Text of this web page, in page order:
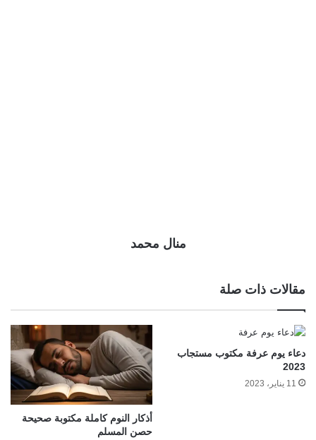
منال محمد
مقالات ذات صلة
دعاء يوم عرفة مكتوب مستجاب
2023
11 يناير، 2023
أذكار النوم كاملة مكتوبة صحيحة
حصن المسلم